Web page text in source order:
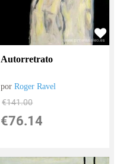
Autorretrato
porRoger Ravel
€141.00
€76.14